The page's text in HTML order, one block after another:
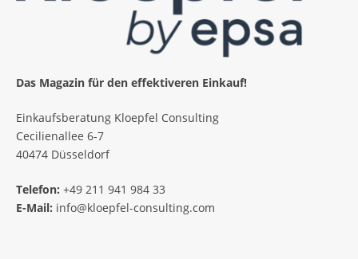
Das Magazin für den effektiveren Einkauf!
Einkaufsberatung Kloepfel Consulting
Cecilienallee 6-7
40474 Düsseldorf
Telefon: +49 211 941 984 33
E-Mail: info@kloepfel-consulting.com